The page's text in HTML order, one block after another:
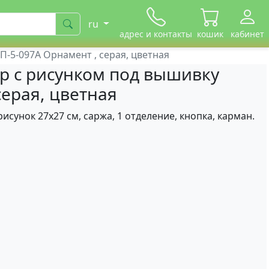
ru
адрес и контакты кошик кабинет
097А Орнамент , серая, цветная
с рисунком под вышивку
цветная
27х27 см, саржа, 1 отделение, кнопка, карман.